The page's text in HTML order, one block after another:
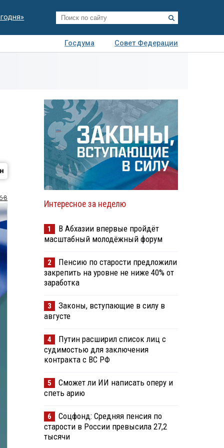
Госдума
Совет Федерации
8
Интересное за неделю
1
В Абхазии впервые пройдёт
масштабный молодёжный форум
2
Пенсию по старости предложили
закрепить на уровне не ниже 40% от
заработка
3
Законы, вступающие в силу в
августе
4
Путин расширил список лиц с
судимостью для заключения
контракта с ВС РФ
5
Сможет ли ИИ написать оперу и
спеть арию
6
Соцфонд: Средняя пенсия по
старости в России превысила 27,2
тысячи